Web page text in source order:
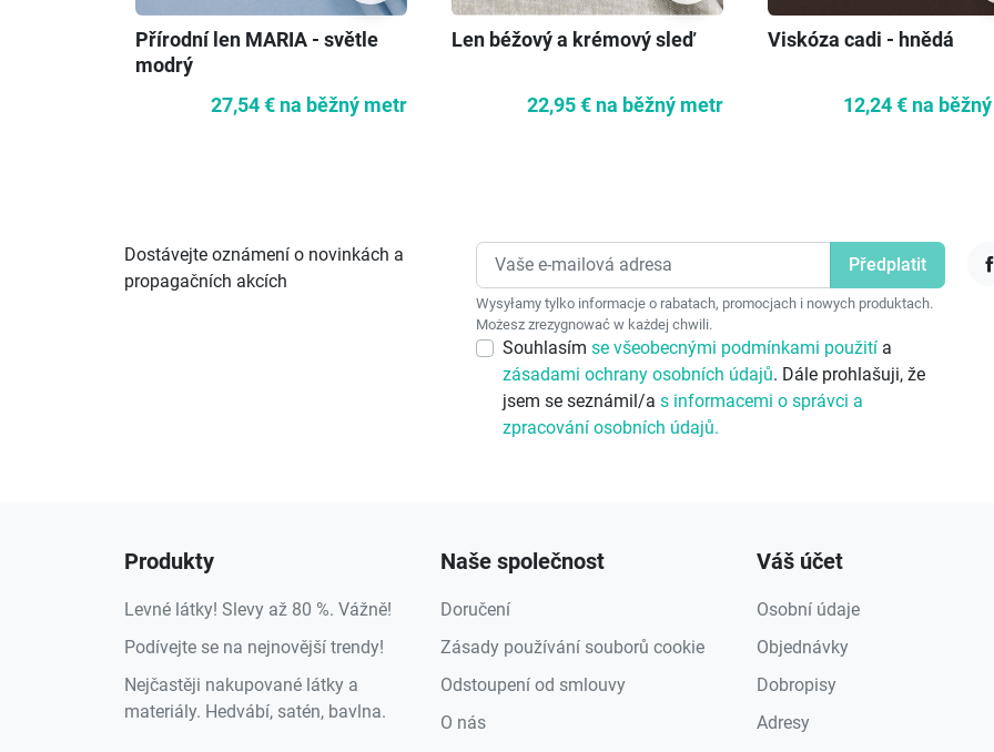
Přírodní len MARIA - světle
modrý
27,54 € na běžný metr
Len béžový a krémový sleď
22,95 € na běžný metr
Viskóza cadi - hnědá
12,24 € na
Dostávejte oznámení o novinkách a
propagačních akcích
Wysyłamy tylko informacje o rabatach, promocjach i nowych produktach.
Możesz zrezygnować w każdej chwili.
Souhlasím se všeobecnými podmínkami použití a
zásadami ochrany osobních údajů. Dále prohlašuji, že
jsem se seznámil/a s informacemi o správci a
zpracování osobních údajů.
Produkty
Levné látky! Slevy až 80 %. Vážně!
Podívejte se na nejnovější trendy!
Nejčastěji nakupované látky a
materiály. Hedvábí, satén, bavlna.
Naše společnost
Doručení
Zásady používání souborů cookie
Odstoupení od smlouvy
O nás
Váš účet
Osobní údaje
Objednávky
Dobropisy
Adresy